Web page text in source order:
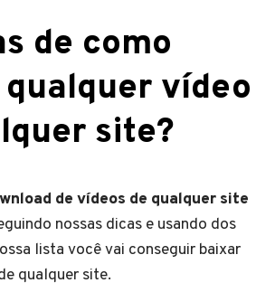
de como
vídeo
site?
de vídeos de qualquer site
nossas dicas e usando dos
lista você vai conseguir baixar
qualquer site.